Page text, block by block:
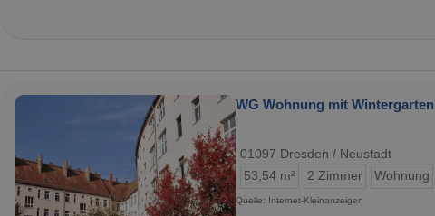
WG Wohnung mit Wintergarten
01097 Dresden / Neustadt
53,54 m²
2 Zimmer Wohnung
Quelle: Internet-Kleinanzeigen